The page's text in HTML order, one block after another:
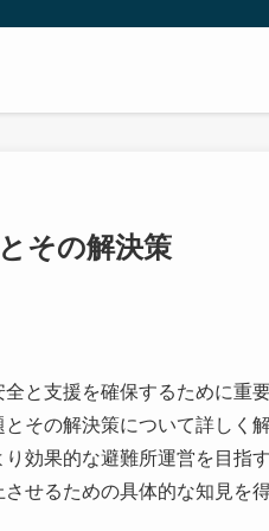
その解決策
と支援を確保するために重
その解決策について詳しく
効果的な避難所運営を目指
せるための具体的な知見を